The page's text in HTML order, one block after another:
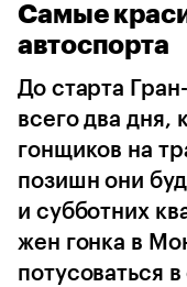
Geely
Самые
автоспорта
До старта
всего два дня,
гонщиков на
позишн они
и субботних
жен гонка в
потусоваться